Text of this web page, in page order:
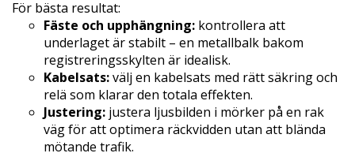
För bästa resultat:
Fäste och upphängning: kontrollera att
underlaget är stabilt – en metallbalk bakom
registreringsskylten är idealisk.
Kabelsats:välj en kabelsats med rätt säkring och
relä som klarar den totala effekten.
Justering: justera ljusbilden i mörker på en rak
väg för att optimera räckvidden utan att blända
mötande trafik.